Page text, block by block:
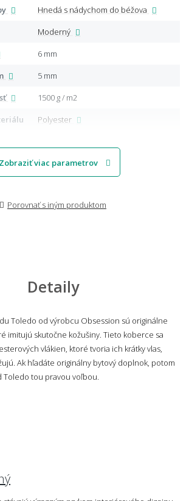
Hnedá s nádychom do béžova
Moderný
6 mm
5 mm
1500 g / m2
Polyester
Zobraziť viac parametrov
Porovnať s iným produktom
Detaily
Toledo od výrobcu Obsession sú originálne
imitujú skutočne kožušiny. Tieto koberce sa
vlákien, ktoré tvoria ich krátky vlas,
Ak hľadáte originálny bytový doplnok, potom
Toledo tou pravou voľbou.